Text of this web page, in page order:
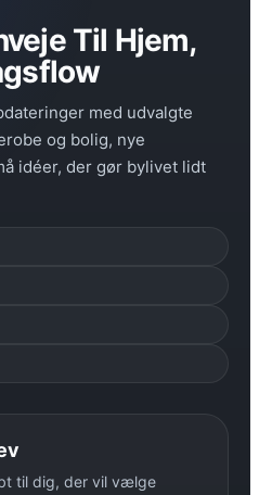
Til Hjem,
med udvalgte
og bolig, nye
idéer, der gør bylivet lidt
til dig, der vil vælge